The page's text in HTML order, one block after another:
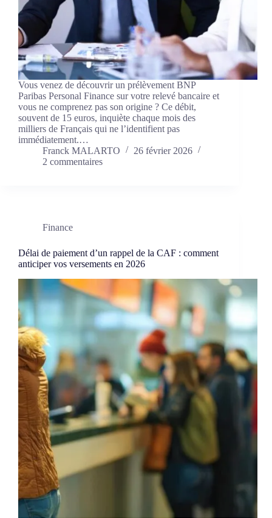
Vous venez de découvrir un prélèvement BNP
Paribas Personal Finance sur votre relevé bancaire et
vous ne comprenez pas son origine ? Ce débit,
souvent de 15 euros, inquiète chaque mois des
milliers de Français qui ne l’identifient pas
immédiatement.…
Franck MALARTO
26 février 2026
2 commentaires
Finance
Délai de paiement d’un rappel de la CAF : comment
anticiper vos versements en 2026